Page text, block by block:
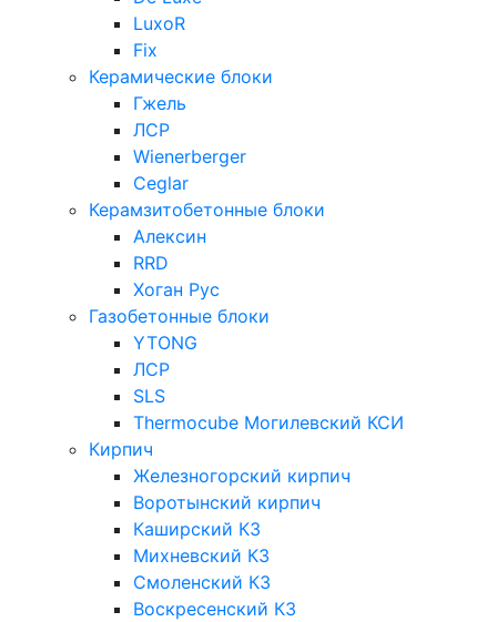
LuxoR
Fix
Керамические блоки
Гжель
ЛСР
Wienerberger
Ceglar
Керамзитобетонные блоки
Алексин
RRD
Хоган Рус
Газобетонные блоки
YTONG
ЛСР
SLS
Thermocube Могилевский КСИ
Кирпич
Железногорский кирпич
Воротынский кирпич
Каширский КЗ
Михневский КЗ
Смоленский КЗ
Воскресенский КЗ